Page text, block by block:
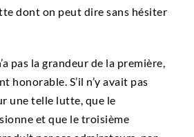
dont on peut dire sans hésiter
pas la grandeur de la première,
honorable. S’il n’y avait pas
une telle lutte, que le
et que le troisième